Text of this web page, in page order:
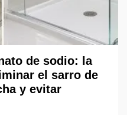
de sodio: la
el sarro de
y evitar